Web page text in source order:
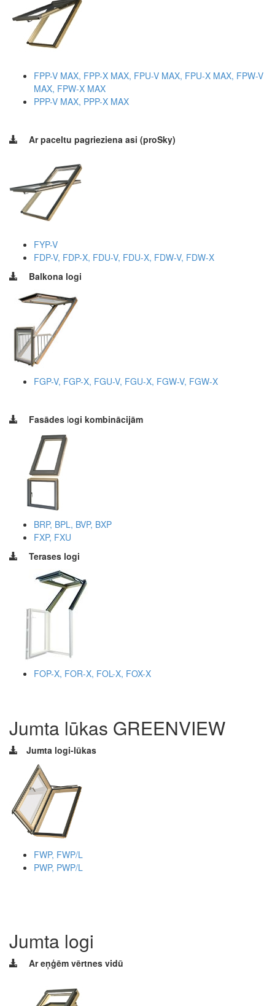
FPP-V MAX, FPP-X MAX, FPU-V MAX, FPU-X MAX, FPW-V
MAX, FPW-X MAX
PPP-V MAX, PPP-X MAX
Ar paceltu pagrieziena asi (proSky)
FYP-V
FDP-V, FDP-X, FDU-V, FDU-X, FDW-V, FDW-X
Balkona logi
FGP-V, FGP-X, FGU-V, FGU-X, FGW-V, FGW-X
Fasādes logi kombinācijām
BRP, BPL, BVP, BXP
FXP, FXU
Terases logi
FOP-X, FOR-X, FOL-X, FOX-X
Jumta lūkas GREENVIEW
Jumta logi-lūkas
FWP, FWP/L
PWP, PWP/L
Jumta logi
Ar eņģēm vērtnes vidū